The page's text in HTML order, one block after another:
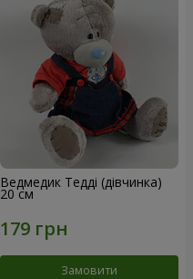
Ведмедик Тедді (дівчинка)
20 см
Замовити